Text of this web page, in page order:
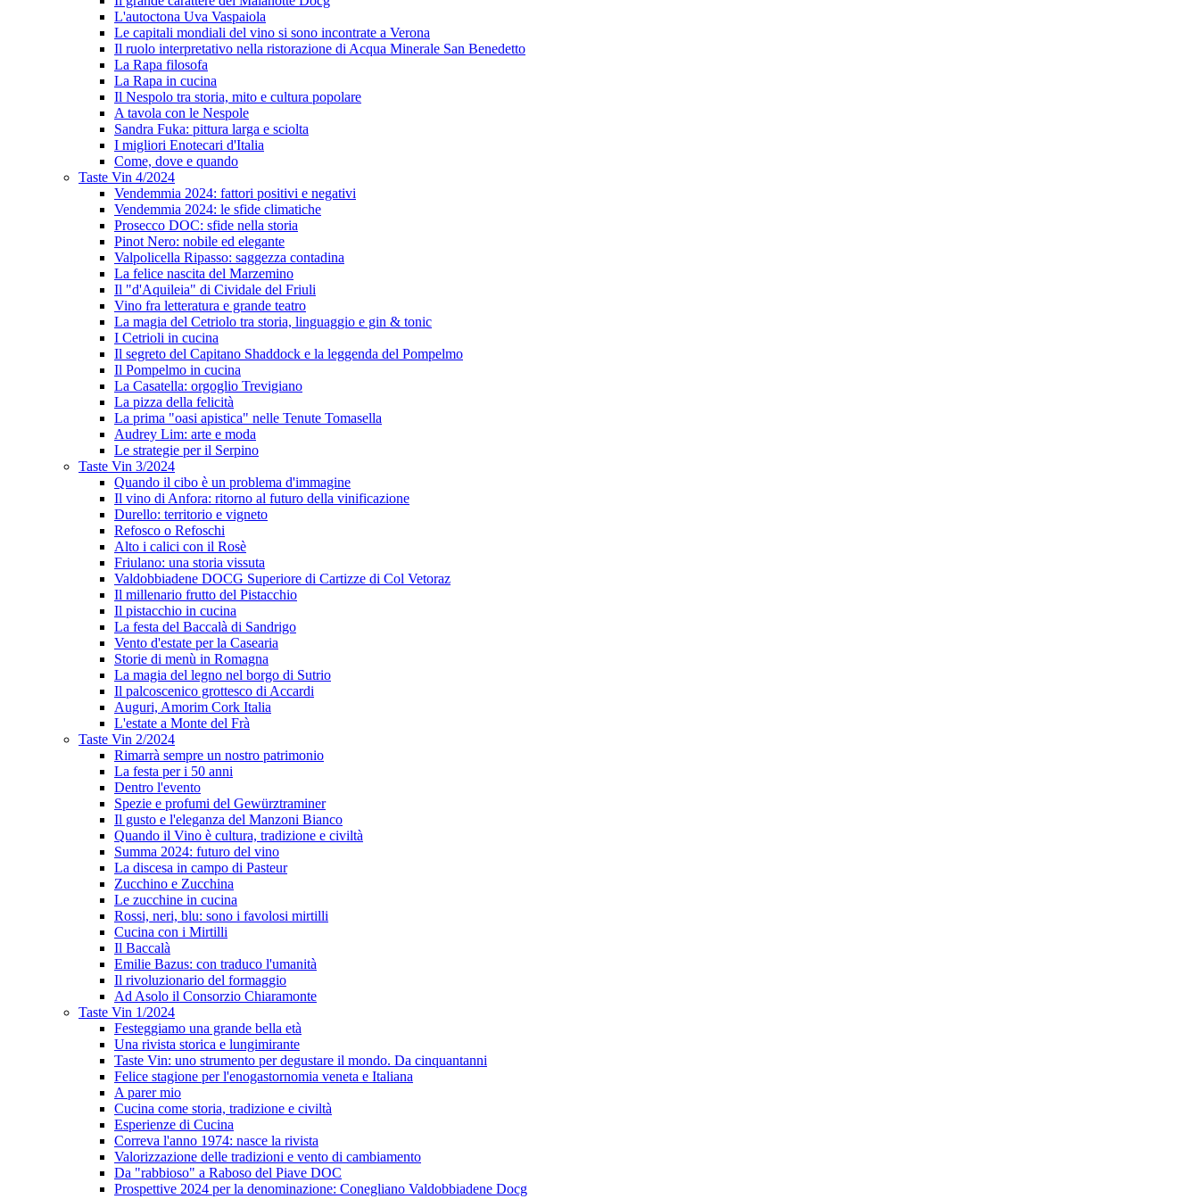
L'autoctona Uva Vaspaiola
Le capitali mondiali del vino si sono incontrate a Verona
Il ruolo interpretativo nella ristorazione di Acqua Minerale San Benedetto
La Rapa filosofa
La Rapa in cucina
Il Nespolo tra storia, mito e cultura popolare
A tavola con le Nespole
Sandra Fuka: pittura larga e sciolta
I migliori Enotecari d'Italia
Come, dove e quando
Taste Vin 4/2024
Vendemmia 2024: fattori positivi e negativi
Vendemmia 2024: le sfide climatiche
Prosecco DOC: sfide nella storia
Pinot Nero: nobile ed elegante
Valpolicella Ripasso: saggezza contadina
La felice nascita del Marzemino
Il "d'Aquileia" di Cividale del Friuli
Vino fra letteratura e grande teatro
La magia del Cetriolo tra storia, linguaggio e gin & tonic
I Cetrioli in cucina
Il segreto del Capitano Shaddock e la leggenda del Pompelmo
Il Pompelmo in cucina
La Casatella: orgoglio Trevigiano
La pizza della felicità
La prima "oasi apistica" nelle Tenute Tomasella
Audrey Lim: arte e moda
Le strategie per il Serpino
Taste Vin 3/2024
Quando il cibo è un problema d'immagine
Il vino di Anfora: ritorno al futuro della vinificazione
Durello: territorio e vigneto
Refosco o Refoschi
Alto i calici con il Rosè
Friulano: una storia vissuta
Valdobbiadene DOCG Superiore di Cartizze di Col Vetoraz
Il millenario frutto del Pistacchio
Il pistacchio in cucina
La festa del Baccalà di Sandrigo
Vento d'estate per la Casearia
Storie di menù in Romagna
La magia del legno nel borgo di Sutrio
Il palcoscenico grottesco di Accardi
Auguri, Amorim Cork Italia
L'estate a Monte del Frà
Taste Vin 2/2024
Rimarrà sempre un nostro patrimonio
La festa per i 50 anni
Dentro l'evento
Spezie e profumi del Gewürztraminer
Il gusto e l'eleganza del Manzoni Bianco
Quando il Vino è cultura, tradizione e civiltà
Summa 2024: futuro del vino
La discesa in campo di Pasteur
Zucchino e Zucchina
Le zucchine in cucina
Rossi, neri, blu: sono i favolosi mirtilli
Cucina con i Mirtilli
Il Baccalà
Emilie Bazus: con traduco l'umanità
Il rivoluzionario del formaggio
Ad Asolo il Consorzio Chiaramonte
Taste Vin 1/2024
Festeggiamo una grande bella età
Una rivista storica e lungimirante
Taste Vin: uno strumento per degustare il mondo. Da cinquantanni
Felice stagione per l'enogastornomia veneta e Italiana
A parer mio
Cucina come storia, tradizione e civiltà
Esperienze di Cucina
Correva l'anno 1974: nasce la rivista
Valorizzazione delle tradizioni e vento di cambiamento
Da "rabbioso" a Raboso del Piave DOC
Prospettive 2024 per la denominazione: Conegliano Valdobbiadene Docg